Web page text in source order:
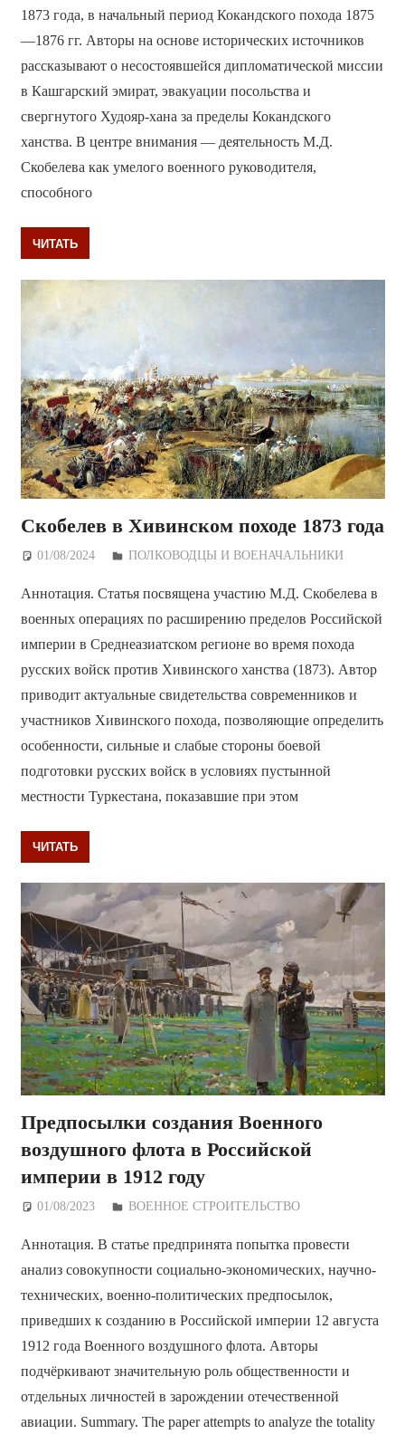
1873 года, в начальный период Кокандского похода 1875
—1876 гг. Авторы на основе исторических источников
рассказывают о несостоявшейся дипломатической миссии
в Кашгарский эмират, эвакуации посольства и
свергнутого Худояр-хана за пределы Кокандского
ханства. В центре внимания — деятельность М.Д.
Скобелева как умелого военного руководителя,
способного
ЧИТАТЬ
Скобелев в Хивинском походе 1873 года
01/08/2024 Дежурный по Редакции
ПОЛКОВОДЦЫ И ВОЕНАЧАЛЬНИКИ
Аннотация. Статья посвящена участию М.Д. Скобелева в
военных операциях по расширению пределов Российской
империи в Среднеазиатском регионе во время похода
русских войск против Хивинского ханства (1873). Автор
приводит актуальные свидетельства современников и
участников Хивинского похода, позволяющие определить
особенности, сильные и слабые стороны боевой
подготовки русских войск в условиях пустынной
местности Туркестана, показавшие при этом
ЧИТАТЬ
Предпосылки создания Военного
воздушного флота в Российской
империи в 1912 году
01/08/2023 Дежурный по Редакции
ВОЕННОЕ СТРОИТЕЛЬСТВО
Аннотация. В статье предпринята попытка провести
анализ совокупности социально-экономических, научно-
технических, военно-политических предпосылок,
приведших к созданию в Российской империи 12 августа
1912 года Военного воздушного флота. Авторы
подчёркивают значительную роль общественности и
отдельных личностей в зарождении отечественной
авиации. Summary. The paper attempts to analyze the totality